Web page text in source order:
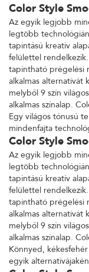
Color Style
Az egyik legjobb
legtöbb
tapintású kreatív
felülettel
tapintható prégelési
alkalmas alternatívát
melyből 9 szín
alkalmas színalap.
Egy világos tónusú
mindenfajta
Color Style
Az egyik legjobb
legtöbb
tapintású kreatív
felülettel
tapintható prégelési
alkalmas alternatívát
melyből 9 szín
alkalmas színalap.
Könnyed,
egyik